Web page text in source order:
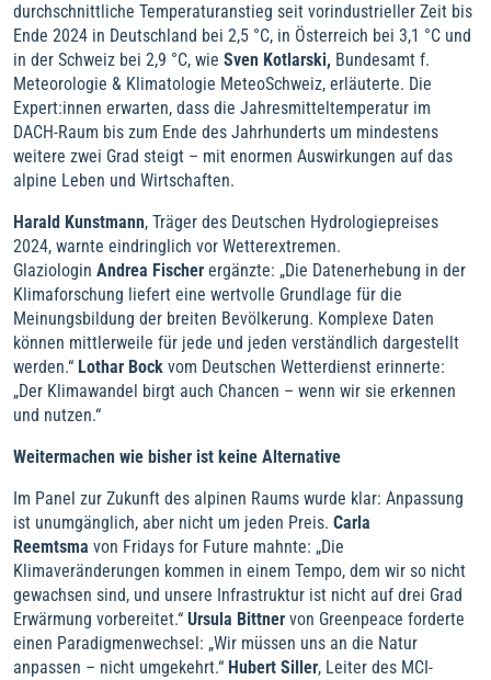
durchschnittliche Temperaturanstieg seit vorindustrieller Zeit bis
Ende 2024 in Deutschland bei 2,5 °C, in Österreich bei 3,1 °C und
in der Schweiz bei 2,9 °C, wie Sven Kotlarski, Bundesamt f.
Meteorologie & Klimatologie MeteoSchweiz, erläuterte. Die
Expert:innen erwarten, dass die Jahresmitteltemperatur im
DACH-Raum bis zum Ende des Jahrhunderts um mindestens
weitere zwei Grad steigt – mit enormen Auswirkungen auf das
alpine Leben und Wirtschaften.
Harald Kunstmann, Träger des Deutschen Hydrologiepreises
2024, warnte eindringlich vor Wetterextremen.
Glaziologin Andrea Fischer ergänzte: „Die Datenerhebung in der
Klimaforschung liefert eine wertvolle Grundlage für die
Meinungsbildung der breiten Bevölkerung. Komplexe Daten
können mittlerweile für jede und jeden verständlich dargestellt
werden.“ Lothar Bock vom Deutschen Wetterdienst erinnerte:
„Der Klimawandel birgt auch Chancen – wenn wir sie erkennen
und nutzen.“
Weitermachen wie bisher ist keine Alternative
Im Panel zur Zukunft des alpinen Raums wurde klar: Anpassung
ist unumgänglich, aber nicht um jeden Preis. Carla
Reemtsma von Fridays for Future mahnte: „Die
Klimaveränderungen kommen in einem Tempo, dem wir so nicht
gewachsen sind, und unsere Infrastruktur ist nicht auf drei Grad
Erwärmung vorbereitet.“ Ursula Bittner von Greenpeace forderte
einen Paradigmenwechsel: „Wir müssen uns an die Natur
anpassen – nicht umgekehrt.“ Hubert Siller, Leiter des MCI-